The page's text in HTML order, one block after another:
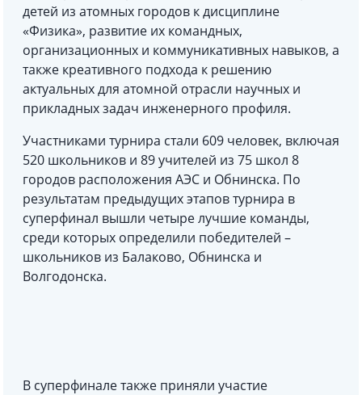
детей из атомных городов к дисциплине
«Физика», развитие их командных,
организационных и коммуникативных навыков, а
также креативного подхода к решению
актуальных для атомной отрасли научных и
прикладных задач инженерного профиля.
Участниками турнира стали 609 человек, включая
520 школьников и 89 учителей из 75 школ 8
городов расположения АЭС и Обнинска. По
результатам предыдущих этапов турнира в
суперфинал вышли четыре лучшие команды,
среди которых определили победителей –
школьников из Балаково, Обнинска и
Волгодонска.
В суперфинале также приняли участие